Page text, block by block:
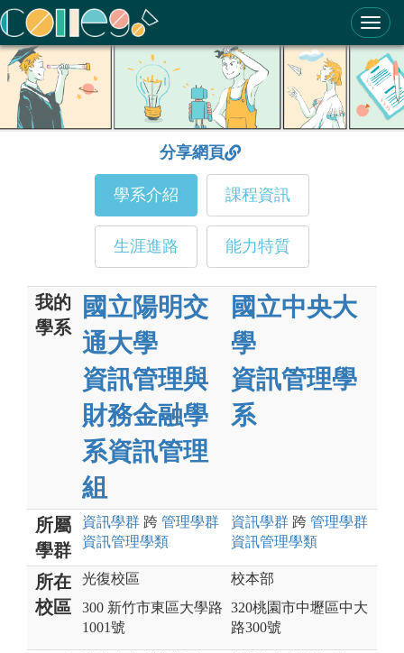
ColleGo! 大學選才與高中育才輔助系統
分享網頁
學系介紹 課程資訊
生涯進路 能力特質
我的
學系
國立陽明交
通大學
資訊管理與
財務金融學
系資訊管理
組
國立中央大
學
資訊管理學
系
所屬
學群
資訊學群 跨 管理學群
資訊管理學類
資訊學群 跨 管理學群
資訊管理學類
所在
校區
光復校區
300 新竹市東區大學路
1001號
校本部
320桃園市中壢區中大
路300號